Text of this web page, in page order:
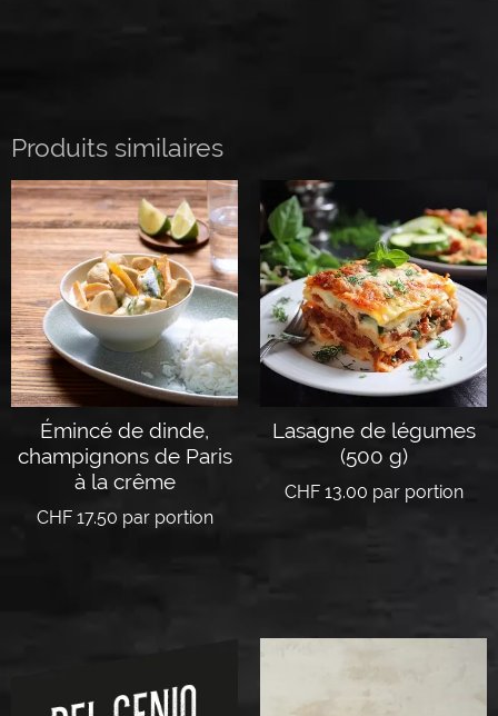
Produits similaires
Émincé de dinde,
champignons de Paris
à la crême
CHF17.50 par portion
Lasagne de légumes
(500 g)
CHF13.00 par portion